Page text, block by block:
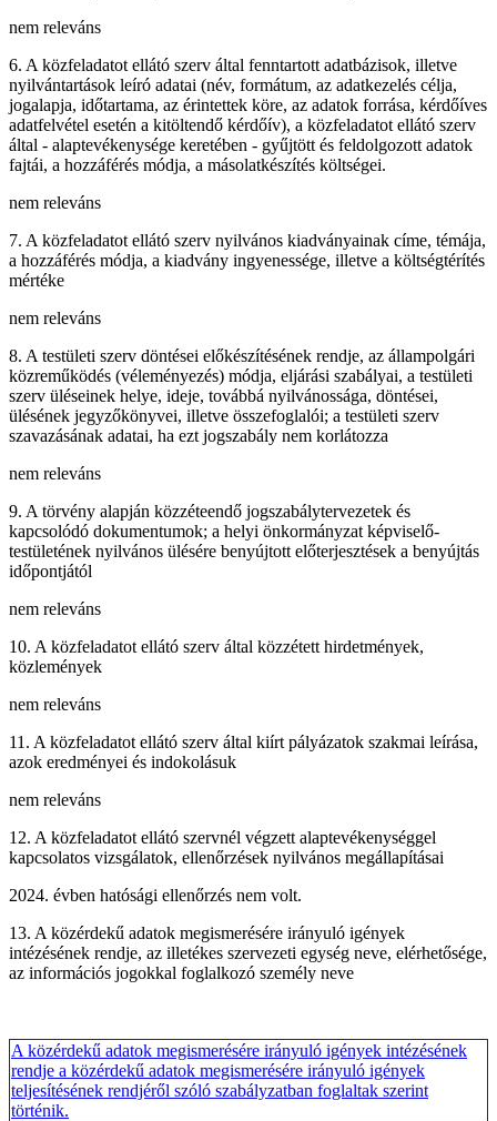
nem releváns
6. A közfeladatot ellátó szerv által fenntartott adatbázisok, illetve
nyilvántartások leíró adatai (név, formátum, az adatkezelés célja,
jogalapja, időtartama, az érintettek köre, az adatok forrása, kérdőíves
adatfelvétel esetén a kitöltendő kérdőív), a közfeladatot ellátó szerv
által - alaptevékenysége keretében - gyűjtött és feldolgozott adatok
fajtái, a hozzáférés módja, a másolatkészítés költségei.
nem releváns
7. A közfeladatot ellátó szerv nyilvános kiadványainak címe, témája,
a hozzáférés módja, a kiadvány ingyenessége, illetve a költségtérítés
mértéke
nem releváns
8. A testületi szerv döntései előkészítésének rendje, az állampolgári
közreműködés (véleményezés) módja, eljárási szabályai, a testületi
szerv üléseinek helye, ideje, továbbá nyilvánossága, döntései,
ülésének jegyzőkönyvei, illetve összefoglalói; a testületi szerv
szavazásának adatai, ha ezt jogszabály nem korlátozza
nem releváns
9. A törvény alapján közzéteendő jogszabálytervezetek és
kapcsolódó dokumentumok; a helyi önkormányzat képviselő-
testületének nyilvános ülésére benyújtott előterjesztések a benyújtás
időpontjától
nem releváns
10. A közfeladatot ellátó szerv által közzétett hirdetmények,
közlemények
nem releváns
11. A közfeladatot ellátó szerv által kiírt pályázatok szakmai leírása,
azok eredményei és indokolásuk
nem releváns
12. A közfeladatot ellátó szervnél végzett alaptevékenységgel
kapcsolatos vizsgálatok, ellenőrzések nyilvános megállapításai
2024. évben hatósági ellenőrzés nem volt.
13. A közérdekű adatok megismerésére irányuló igények
intézésének rendje, az illetékes szervezeti egység neve, elérhetősége,
az információs jogokkal foglalkozó személy neve
A közérdekű adatok megismerésére irányuló igények intézésének
rendje a közérdekű adatok megismerésére irányuló igények
teljesítésének rendjéről szóló szabályzatban foglaltak szerint
történik.